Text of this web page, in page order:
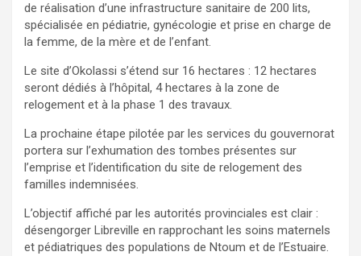
de réalisation d’une infrastructure sanitaire de 200 lits,
spécialisée en pédiatrie, gynécologie et prise en charge de
la femme, de la mère et de l’enfant.
Le site d’Okolassi s’étend sur 16 hectares : 12 hectares
seront dédiés à l’hôpital, 4 hectares à la zone de
relogement et à la phase 1 des travaux.
La prochaine étape pilotée par les services du gouvernorat
portera sur l’exhumation des tombes présentes sur
l’emprise et l’identification du site de relogement des
familles indemnisées.
L’objectif affiché par les autorités provinciales est clair :
désengorger Libreville en rapprochant les soins maternels
et pédiatriques des populations de Ntoum et de l’Estuaire.